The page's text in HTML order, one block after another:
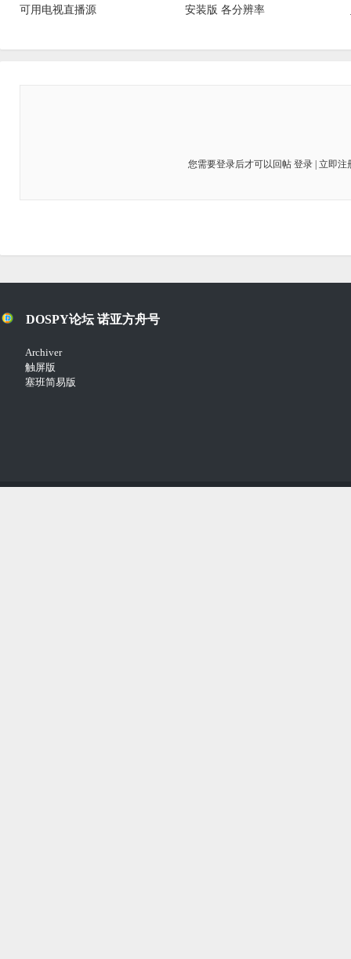
可用电视直播源
安装版 各分辨率
您需要登录后才可以回帖 登录| 立即注
DOSPY论坛 诺亚方舟号
Archiver
触屏版
塞班简易版